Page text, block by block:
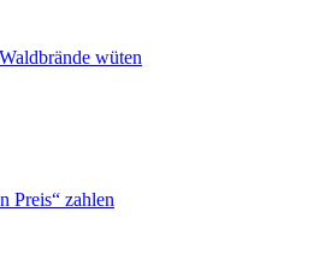
wüten
Preis“ zahlen